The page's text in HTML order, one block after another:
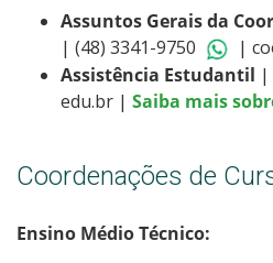
Assuntos Gerais da
| (48) 3341-9750
|
Assistência Estudantil |
edu.br | Saiba mais
Coordenações de
Ensino Médio Técnico: